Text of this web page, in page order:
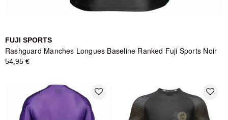
FUJI SPORTS
Rashguard Manches Longues Baseline Ranked Fuji Sports Noir
54,95 €
favorite_border favorite_border